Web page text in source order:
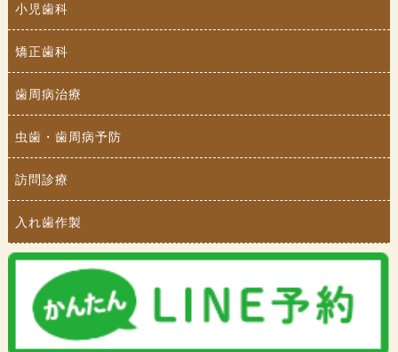
小児歯科
矯正歯科
歯周病治療
虫歯・歯周病予防
訪問診療
入れ歯作製